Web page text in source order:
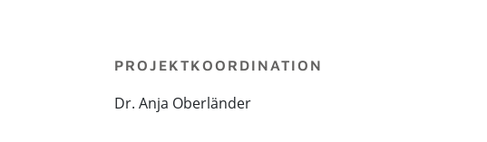
PROJEKTKOORDINATION
Dr. Anja Oberländer